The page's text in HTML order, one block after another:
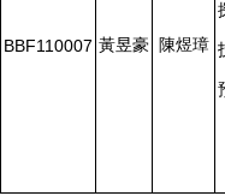
BBF110007 黃昱豪 陳煜璋